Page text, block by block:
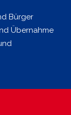
Bürger
Übernahme